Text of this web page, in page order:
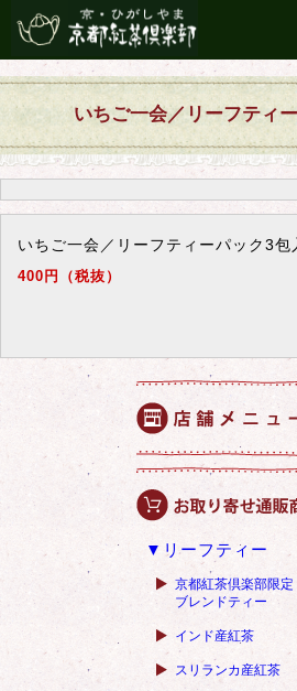
いちご一会／リーフティ
いちご一会／リーフティーパック3包
400円（税抜）
▼リーフティー
京都紅茶倶楽部限
ブレンドティー
インド産紅茶
スリランカ産紅茶